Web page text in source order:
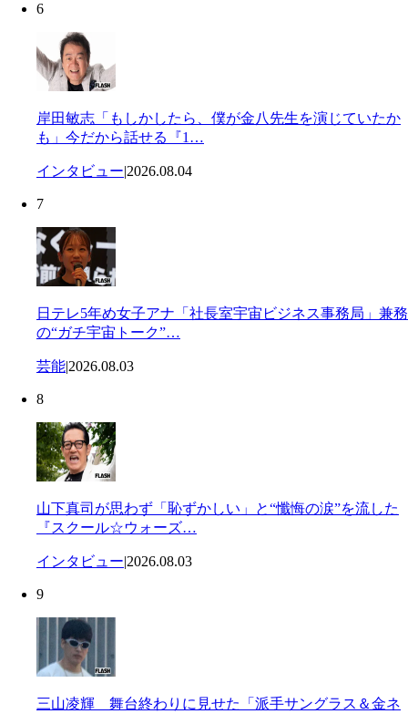
6
岸田敏志「もしかしたら、僕が金八先生を演じていたか
も」今だから話せる『1…
インタビュー|2026.08.04
7
日テレ5年め女子アナ「社長室宇宙ビジネス事務局」兼務
の“ガチ宇宙トーク”…
芸能|2026.08.03
8
山下真司が思わず「恥ずかしい」と“懺悔の涙”を流した
『スクール☆ウォーズ…
インタビュー|2026.08.03
9
三山凌輝 舞台終わりに見せた「派手サングラス＆金ネ